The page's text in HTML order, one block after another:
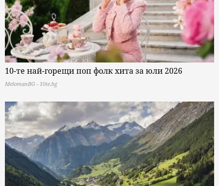
10-те най-горещи поп фолк хита за юли 2026
MelomanBG - 10te.bg